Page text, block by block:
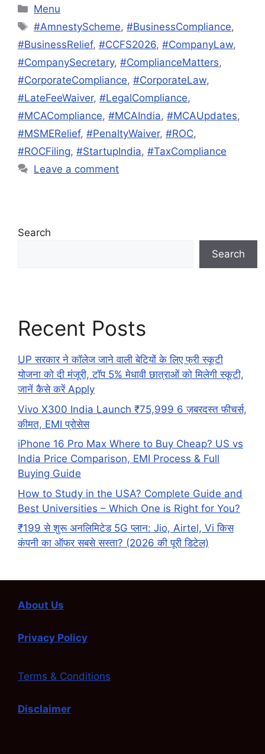
Categories
Menu
Tags
#AmnestyScheme,#BusinessCompliance,
#BusinessRelief, #CCFS2026, #CompanyLaw,
#CompanySecretary, #ComplianceMatters,
#CorporateCompliance, #CorporateLaw,
#LateFeeWaiver, #LegalCompliance,
#MCACompliance, #MCAIndia, #MCAUpdates,
#MSMERelief, #PenaltyWaiver, #ROC,
#ROCFiling, #StartupIndia, #TaxCompliance
Leave a comment
Search
Search
Recent Posts
UP सरकार ने कॉलेज जाने वाली बेटियों के लिए फ्री स्कूटी
योजना को दी मंजूरी, टॉप 5% मेधावी छात्राओं को मिलेगी स्कूटी,
जानें कैसे करें Apply
Vivo X300 India Launch ₹75,999 6 ज़बरदस्त फीचर्स,
कीमत, EMI प्रोसेस
iPhone 16 Pro Max Where to Buy Cheap? US vs
India Price Comparison, EMI Process & Full
Buying Guide
How to Study in the USA? Complete Guide and
Best Universities – Which One is Right for You?
₹199 से शुरू अनलिमिटेड 5G प्लान: Jio, Airtel, Vi किस
कंपनी का ऑफर सबसे सस्ता? (2026 की पूरी डिटेल)
About Us
Privacy Policy
Terms & Conditions
Disclaimer